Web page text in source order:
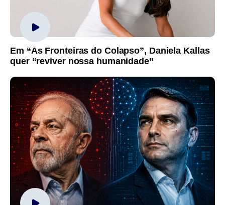
Em “As Fronteiras do Colapso”, Daniela Kallas
quer “reviver nossa humanidade”